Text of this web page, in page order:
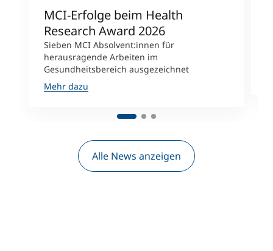
MCI-Erfolge beim Health
Research Award 2026
Sieben MCI Absolvent:innen für
herausragende Arbeiten im
Gesundheitsbereich ausgezeichnet
Mehr dazu
Alle News anzeigen